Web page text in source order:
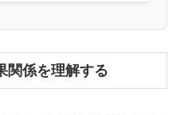
関係を理解する